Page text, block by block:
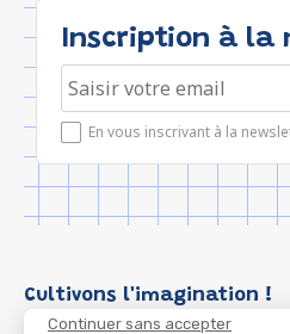
Continuer sans accepter
Inscription à la
En vous inscrivant à la
Cultivons l'imagination !